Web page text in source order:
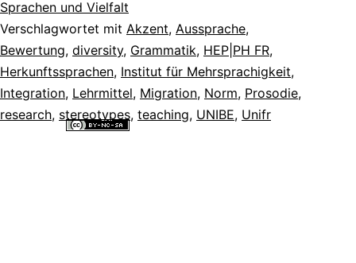
Sprachen und Vielfalt
Verschlagwortet mit Akzent, Aussprache,
Bewertung, diversity, Grammatik, HEP|PH FR,
Herkunftssprachen, Institut für Mehrsprachigkeit,
Integration, Lehrmittel, Migration, Norm, Prosodie,
research, stereotypes, teaching, UNIBE, Unifr